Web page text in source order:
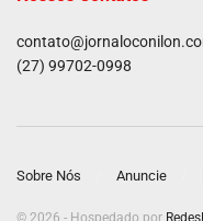
(27) 99702-0998
Sobre Nós Anuncie